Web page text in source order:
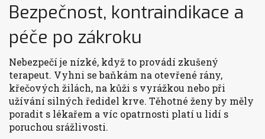
Bezpečnost, kontraindikace a
péče po zákroku
Nebezpečí je nízké, když to provádí zkušený
terapeut. Vyhni se baňkám na otevřené rány,
křečových žilách, na kůži s vyrážkou nebo při
užívání silných ředidel krve. Těhotné ženy by měly
poradit s lékařem a víc opatrnosti platí u lidí s
poruchou srážlivosti.